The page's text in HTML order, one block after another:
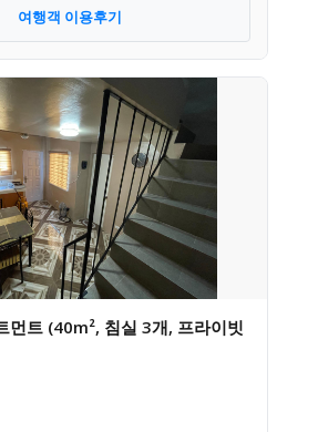
여행객 이용후기
먼트 (40m², 침실 3개, 프라이빗